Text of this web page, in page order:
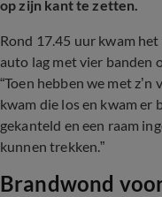
op zijn kant te zetten.
Rond 17.45 uur kwam
auto lag met vier banden
“Toen hebben we met
kwam die los en kwam er
gekanteld en een raam
kunnen trekken.”
Brandwond